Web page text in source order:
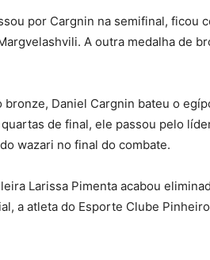
por Cargnin na semifinal, ficou
A outra medalha de
Daniel Cargnin bateu o
de final, ele passou pelo
wazari no final do combate.
Larissa Pimenta acabou
a atleta do Esporte Clube